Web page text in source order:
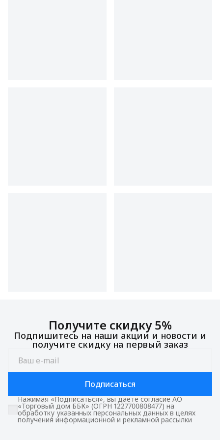
Получите скидку 5%
Подпишитесь на наши акции и новости и
получите скидку на первый заказ
Подписаться
Нажимая «Подписаться», вы даете согласие АО
«Торговый дом ББК» (ОГРН 1227700808477) на
обработку указанных персональных данных в целях
получения информационной и рекламной рассылки